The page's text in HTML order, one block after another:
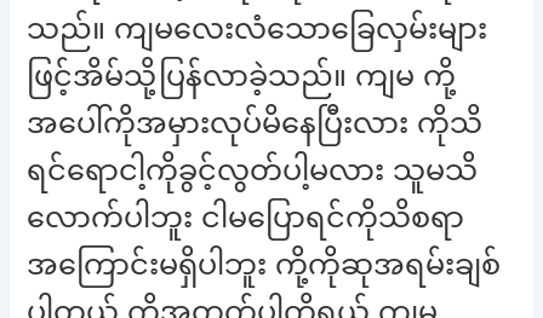
သည်။ ကျမလေးလံသောခြေလှမ်းများ
ဖြင့်အိမ်သို့ပြန်လာခဲ့သည်။ ကျမ ကို့
အပေါ်ကိုအမှားလုပ်မိနေပြီးလား ကိုသိ
ရင်ရောငါ့ကိုခွင့်လွတ်ပါ့မလား သူမသိ
လောက်ပါဘူး ငါမပြောရင်ကိုသိစရာ
အကြောင်းမရှိပါဘူး ကို့ကိုဆုအရမ်းချစ်
ပါတယ် ကို့အတွက်ပါကိုရယ် ကျမ